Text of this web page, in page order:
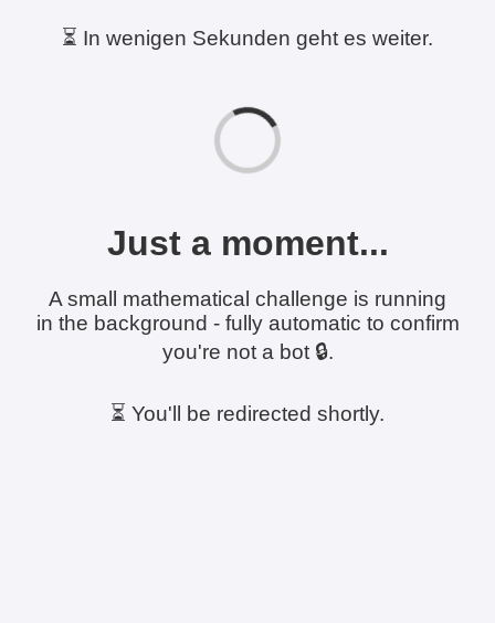
⏳ In wenigen Sekunden geht es weiter.
Just a moment...
A small mathematical challenge is running
in the background - fully automatic to confirm
you're not a bot 🔒.
⏳ You'll be redirected shortly.